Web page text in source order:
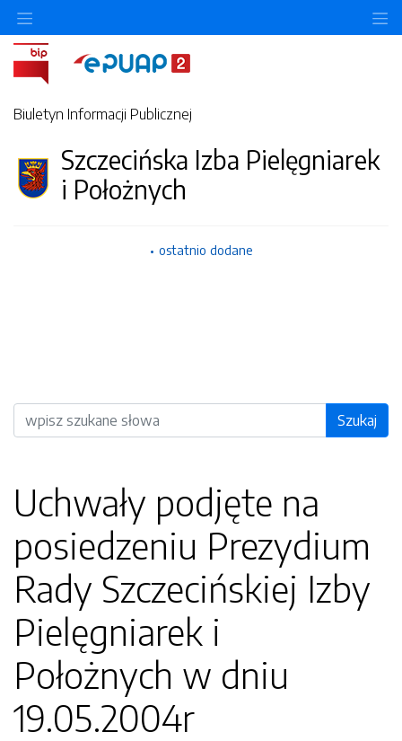
Biuletyn Informacji Publicznej
Szczecińska Izba Pielęgniarek
i Położnych
ostatnio dodane
Wyszukiwarka Szukaj
Uchwały podjęte na
posiedzeniu Prezydium
Rady Szczecińskiej Izby
Pielęgniarek i
Położnych w dniu
19.05.2004r